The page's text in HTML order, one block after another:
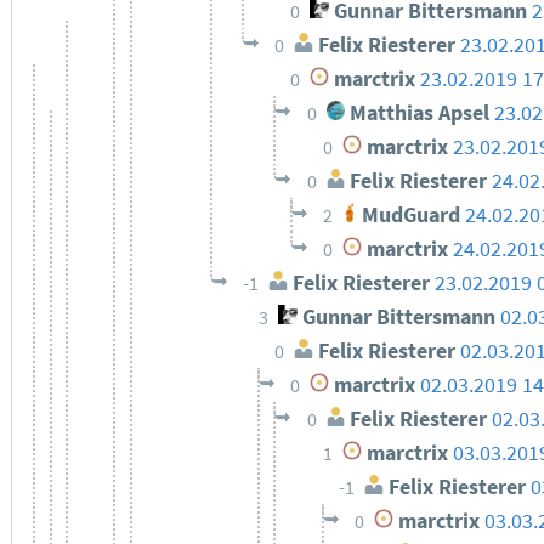
0 Gunnar Bittersmann
0 Felix Riesterer
0 marctrix23.02.2019
0 Matthias Apsel
0 marctrix
0 Felix Riesterer
2 MudGuard
0 marctrix
-1 Felix Riesterer 23.02.2019
3 Gunnar Bittersmann
0 Felix Riesterer
0 marctrix02.03.2019
0 Felix Riesterer
1 marctrix
-1 Felix Riesterer
0 marctrix